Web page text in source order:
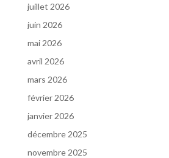
juillet 2026
juin 2026
mai 2026
avril 2026
mars 2026
février 2026
janvier 2026
décembre 2025
novembre 2025